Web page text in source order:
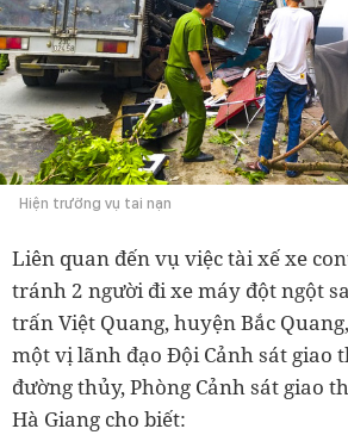
Hiện trường vụ tai nạn
Liên quan đến vụ việc tài xế xe
tránh 2 người đi xe máy đột ngột
trấn Việt Quang, huyện Bắc
một vị lãnh đạo Đội Cảnh sát giao
đường thủy, Phòng Cảnh sát giao
Hà Giang cho biết: